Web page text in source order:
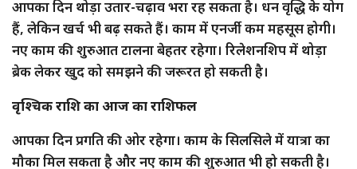
आपका दिन थोड़ा उतार-चढ़ाव भरा रह सकता है। धन वृद्धि के योग
हैं, लेकिन खर्च भी बढ़ सकते हैं। काम में एनर्जी कम महसूस होगी।
नए काम की शुरुआत टालना बेहतर रहेगा। रिलेशनशिप में थोड़ा
ब्रेक लेकर खुद को समझने की जरूरत हो सकती है।
वृश्चिक राशि का आज का राशिफल
आपका दिन प्रगति की ओर रहेगा। काम के सिलसिले में यात्रा का
मौका मिल सकता है और नए काम की शुरुआत भी हो सकती है।